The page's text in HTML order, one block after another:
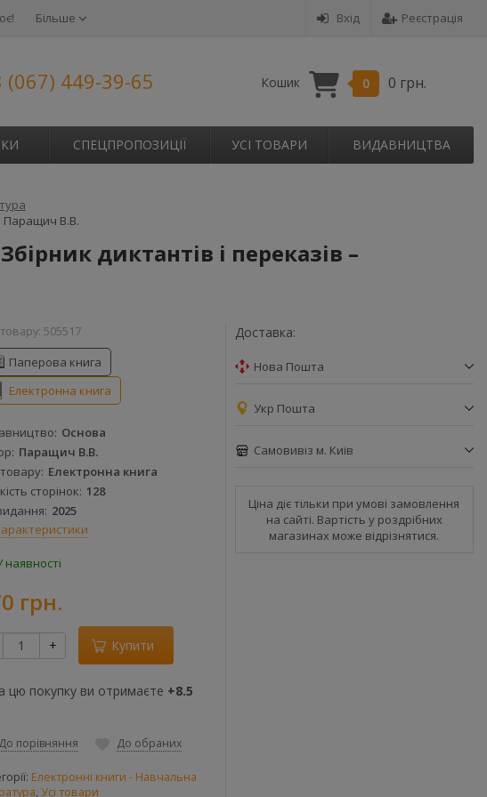
Вхід Реєстрація
Більше
(067) 449-39-65 Кошик 0 0 грн.
СПЕЦПРОПОЗИЦІЇ УСІ ТОВАРИ ВИДАВНИЦТВА
Паращич В.В.
диктантів і переказів –
505517
Паперова книга
Електронна книга
Основа
Паращич В.В.
Електронна книга
сторінок 128
2025
наявності
грн.
+ Купити
цю покупку ви отримаєте +8.5
До порівняння До обраних
Електронні книги - Навчальна
, Усі товари
Доставка:
Нова Пошта
Укр Пошта
Самовивіз м. Київ
Ціна діє тільки при умові замовлення
на сайті. Вартість у роздрібних
магазинах може відрізнятися.